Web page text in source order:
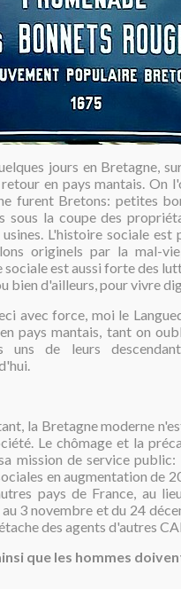
jours en Bretagne,
en pays mantais. On
furent Bretons: petites
sous la coupe des
usines. L'histoire sociale
originels par la mal-
est aussi forte des
bien d'ailleurs, pour vivre
avec force, moi le
pays mantais, tant on
uns de leurs
la Bretagne moderne
Le chômage et la
mission de service
en augmentation de
pays de France, au
3 novembre et du 24
des agents d'autres
que les hommes